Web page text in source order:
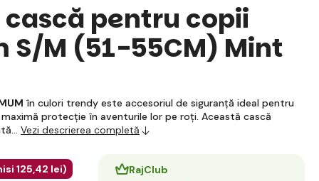
pentru copii
S/M (51-55CM) Mint
în culori trendy este accesoriul de siguranță ideal pentru
protecție în aventurile lor pe roți. Această cască
Vezi descrierea completă
125,42 lei)
RajClub